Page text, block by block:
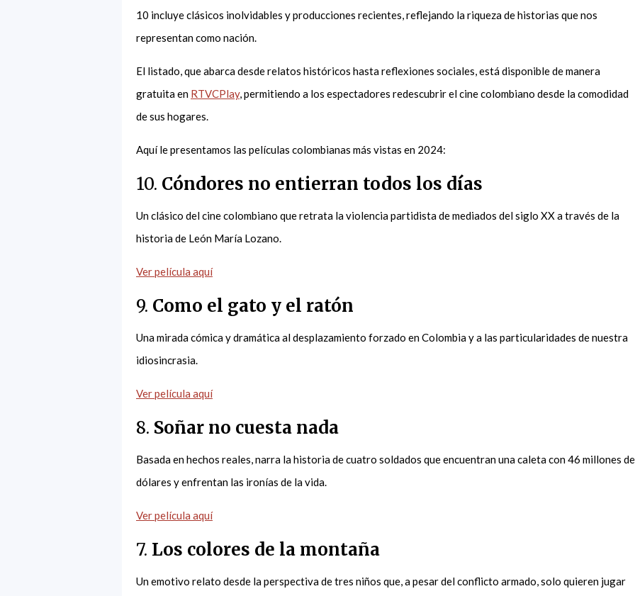
10 incluye clásicos inolvidables y producciones recientes, reflejando la riqueza de historias que nos
representan como nación.
El listado, que abarca desde relatos históricos hasta reflexiones sociales, está disponible de manera
gratuita en RTVCPlay, permitiendo a los espectadores redescubrir el cine colombiano desde la comodidad
de sus hogares.
Aquí le presentamos las películas colombianas más vistas en 2024:
10. Cóndores no entierran todos los días
Un clásico del cine colombiano que retrata la violencia partidista de mediados del siglo XX a través de la
historia de León María Lozano.
Ver película aquí
9. Como el gato y el ratón
Una mirada cómica y dramática al desplazamiento forzado en Colombia y a las particularidades de nuestra
idiosincrasia.
Ver película aquí
8. Soñar no cuesta nada
Basada en hechos reales, narra la historia de cuatro soldados que encuentran una caleta con 46 millones de
dólares y enfrentan las ironías de la vida.
Ver película aquí
7. Los colores de la montaña
Un emotivo relato desde la perspectiva de tres niños que, a pesar del conflicto armado, solo quieren jugar